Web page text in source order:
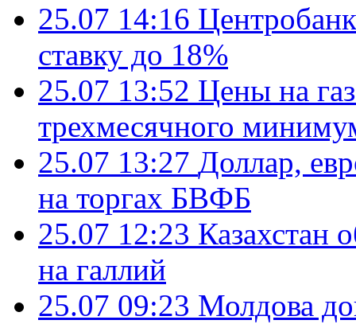
25.07 14:16
ставку до 18%
25.07 13:52 Цены на
трехмесячного
25.07 13:27 Доллар,
на торгах БВФБ
25.07 12:23 Казахстан
на галлий
25.07 09:23 Молдова